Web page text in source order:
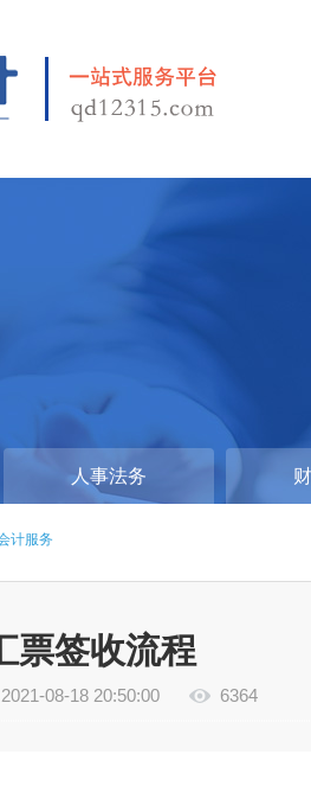
人事法务
计服务
票签收流程
2021-08-18 20:50:00 6364